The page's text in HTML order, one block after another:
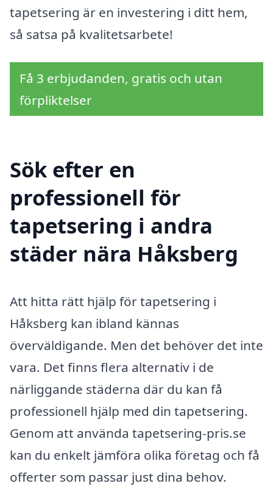
tapetsering är en investering i ditt hem,
så satsa på kvalitetsarbete!
Få 3 erbjudanden, gratis och utan
förpliktelser
Sök efter en
professionell för
tapetsering i andra
städer nära Håksberg
Att hitta rätt hjälp för tapetsering i
Håksberg kan ibland kännas
överväldigande. Men det behöver det inte
vara. Det finns flera alternativ i de
närliggande städerna där du kan få
professionell hjälp med din tapetsering.
Genom att använda tapetsering-pris.se
kan du enkelt jämföra olika företag och få
offerter som passar just dina behov.